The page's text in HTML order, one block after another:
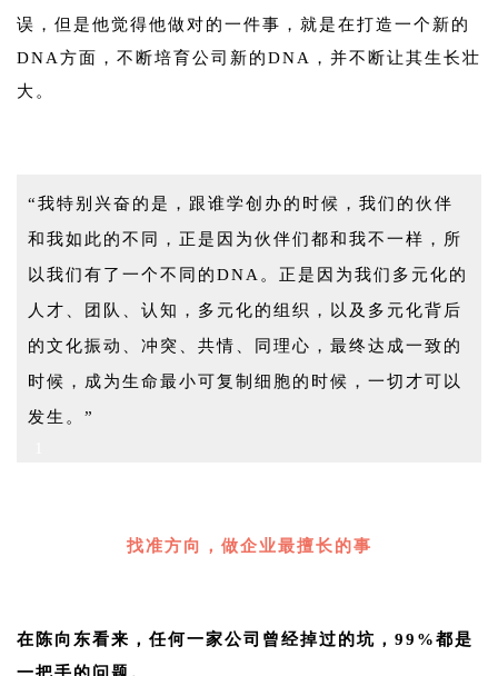
误，但是他觉得他做对的一件事，就是在打造一个新的
DNA方面，不断培育公司新的DNA，并不断让其生长壮
大。
“我特别兴奋的是，跟谁学创办的时候，我们的伙伴
和我如此的不同，正是因为伙伴们都和我不一样，所
以我们有了一个不同的DNA。正是因为我们多元化的
人才、团队、认知，多元化的组织，以及多元化背后
的文化振动、冲突、共情、同理心，最终达成一致的
时候，成为生命最小可复制细胞的时候，一切才可以
发生。”
找准方向，做企业最擅长的事
在陈向东看来，任何一家公司曾经掉过的坑，99%都是
一把手的问题。